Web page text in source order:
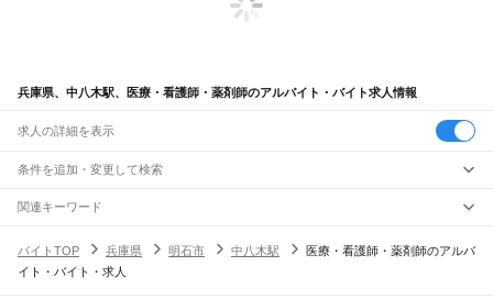
兵庫県、中八木駅、医療・看護師・薬剤師のアルバイト・バイト求人情報
求人の詳細を表示
条件を追加・変更して検索
市区町村を追加・変更
兵庫県すべて
神戸市 すべて
駅を追加・変更
職種を追加・変更
関連キーワード
バイトTOP
兵庫県 明石市 中八木駅
医療・看護師・薬剤師のアルバ
イト・バイト・求人